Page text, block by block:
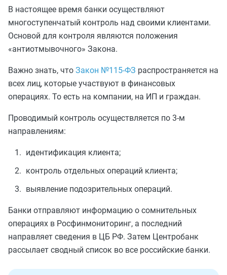
В настоящее время банки осуществляют
многоступенчатый контроль над своими клиентами.
Основой для контроля являются положения
«антиотмывочного» Закона.
Важно знать, что Закон №115-ФЗ распространяется на
всех лиц, которые участвуют в финансовых
операциях. То есть на компании, на ИП и граждан.
Проводимый контроль осуществляется по 3-м
направлениям:
идентификация клиента;
контроль отдельных операций клиента;
выявление подозрительных операций.
Банки отправляют информацию о сомнительных
операциях в Росфинмониторинг, а последний
направляет сведения в ЦБ РФ. Затем Центробанк
рассылает сводный список во все российские банки.